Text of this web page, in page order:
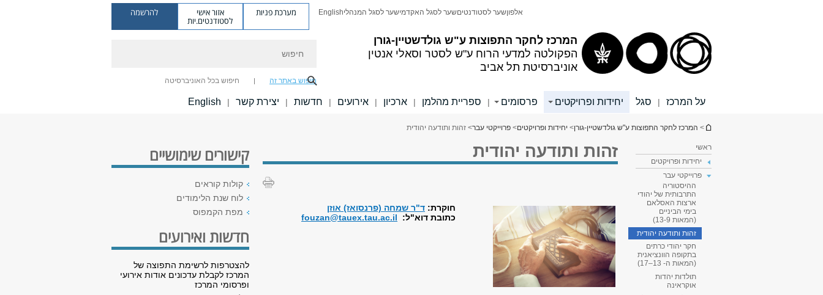
המרכז לחקר התפוצות ע"ש גולדשטיין-גורן
הפקולטה למדעי הרוח ע"ש לסטר וסאלי אנטין
אוניברסיטת תל אביב
אלפוןשער לסטודנטיםשער לסגל האקדמישער לסגל המנהליEnglish מערכת פניות אזור אישי
לסטודנטים.יות
להרשמה
חיפוש באתר זה חיפוש בכל האוניברסיטה
על המרכז | סגל יחידות ופרויקטים פרסומים | ספריית מהלמן | ארכיון | אירועים | חדשות | יצירת קשר |
English
הינך נמצא כאן
> המרכז לחקר התפוצות ע"ש גולדשטיין-גורן> יחידות ופרויקטים> פרוייקטי עבר> זהות ותודעה יהודית
ראשי
יחידות ופרויקטים
פרוייקטי עבר
ההיסטוריה
התרבותית של יהודי
ארצות האסלאם
בימי הביניים
(המאות 13-9)
זהות ותודעה יהודית
חקר יהודי כרתים
בתקופה הוונציאנית
(המאות ה- 13–17)
תולדות יהדות
אוקראינה
זהות ותודעה יהודית
חוקרת: ד"ר שמחה (פרנסואז) אוזן
כתובת דוא"ל:
fouzan@tauex.tau.ac.il
קישורים שימושיים
קולות קוראים
לוח שנת הלימודים
מפת הקמפוס
חדשות ואירועים
להצטרפות לרשימת התפוצה של
המרכז לקבלת עדכונים אודות אירועי
ופרסומי המרכז